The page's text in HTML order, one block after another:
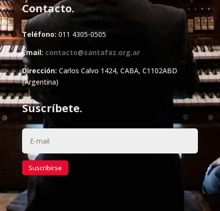
Contacto.
Teléfono: 011 4305-0505
Email: contacto@santafaz.org.ar
Dirección: Carlos Calvo 1424, CABA, C1102ABD
(Argentina)
Suscríbete.
Suscribirse